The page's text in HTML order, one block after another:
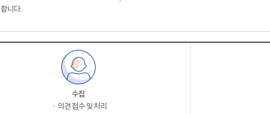
니다.
수집
ㆍ의견 접수 및 처리